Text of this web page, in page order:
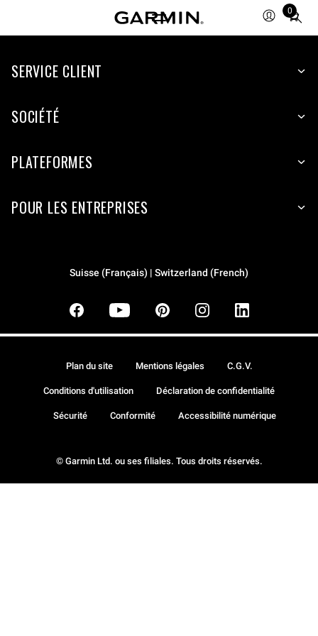
0
Total
items
cart:
SERVICE CLIENT
SOCIÉTÉ
PLATEFORMES
POUR LES ENTREPRISES
Suisse (Français) | Switzerland (French)
© Garmin Ltd. ou ses filiales. Tous droits réservés.
Plan du site Mentions légales C.G.V.
Conditions d'utilisation Déclaration de confidentialité
Sécurité Conformité Accessibilité numérique